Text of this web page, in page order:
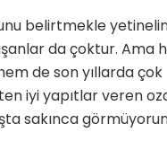
belirtmekle
da çoktur. Ama
de son yıllarda çok
iyi yapıtlar veren
sakınca